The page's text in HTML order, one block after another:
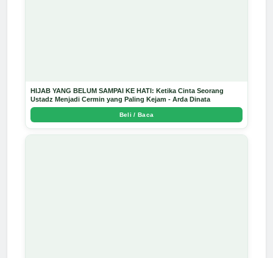
HIJAB YANG BELUM SAMPAI KE HATI: Ketika Cinta Seorang
Ustadz Menjadi Cermin yang Paling Kejam - Arda Dinata
Beli / Baca